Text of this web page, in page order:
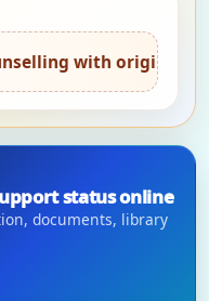
original documents
status online
documents, library